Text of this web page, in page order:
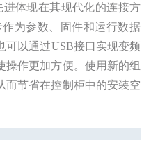
进体现在其现代化的连接方
为参数、固件和运行数据
可以通过USB接口实现变频
操作更加方便。使用新的组
而节省在控制柜中的安装空